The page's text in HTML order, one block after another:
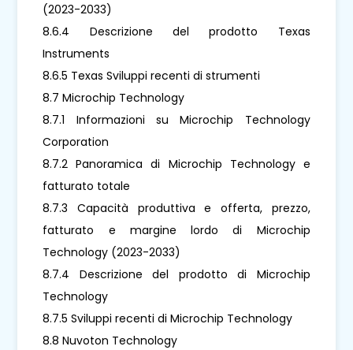
(2023-2033)
8.6.4 Descrizione del prodotto Texas
Instruments
8.6.5 Texas Sviluppi recenti di strumenti
8.7 Microchip Technology
8.7.1 Informazioni su Microchip Technology
Corporation
8.7.2 Panoramica di Microchip Technology e
fatturato totale
8.7.3 Capacità produttiva e offerta, prezzo,
fatturato e margine lordo di Microchip
Technology (2023-2033)
8.7.4 Descrizione del prodotto di Microchip
Technology
8.7.5 Sviluppi recenti di Microchip Technology
8.8 Nuvoton Technology